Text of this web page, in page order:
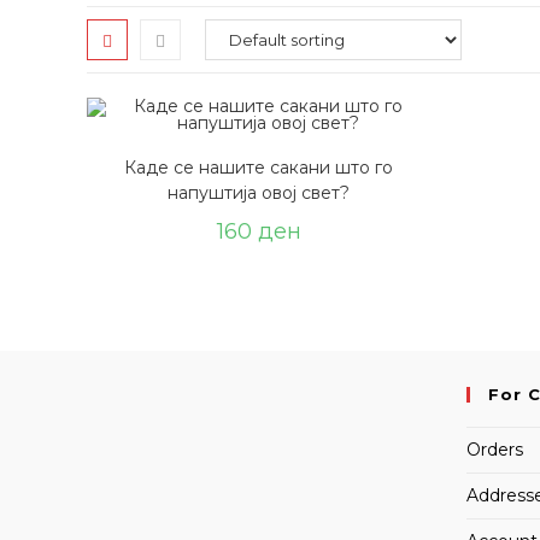
Каде се нашите сакани што го
напуштија овој свет?
160 ден
For
Orders